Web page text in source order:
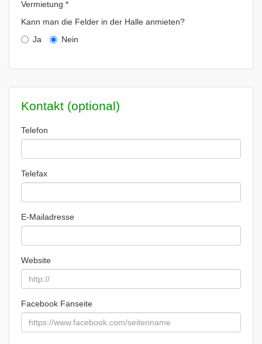
Vermietung *
Kann man die Felder in der Halle anmieten?
Ja
Nein
Kontakt (optional)
Telefon
Telefax
E-Mailadresse
Website
Facebook Fanseite